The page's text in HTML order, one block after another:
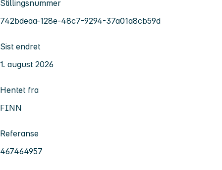
Stillingsnummer
742bdeaa-128e-48c7-9294-37a01a8cb59d
Sist endret
1. august 2026
Hentet fra
FINN
Referanse
467464957